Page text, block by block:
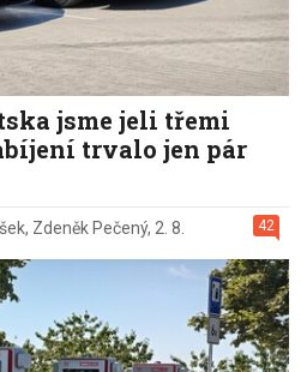
jsme jeli třemi
trvalo jen pár
42
, Zdeněk Pečený, 2. 8.